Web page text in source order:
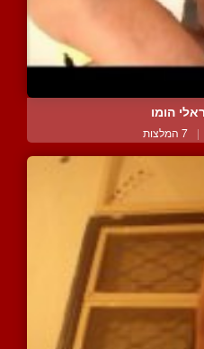
הומו
| 7 המלצות